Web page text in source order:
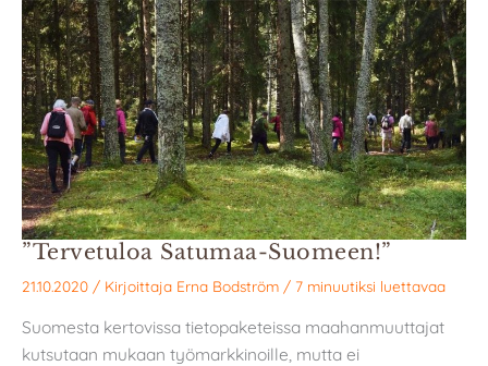
”Tervetuloa Satumaa-Suomeen!”
21.10.2020 / Kirjoittaja Erna Bodström / 7 minuutiksi luettavaa
Suomesta kertovissa tietopaketeissa maahanmuuttajat
kutsutaan mukaan työmarkkinoille, mutta ei